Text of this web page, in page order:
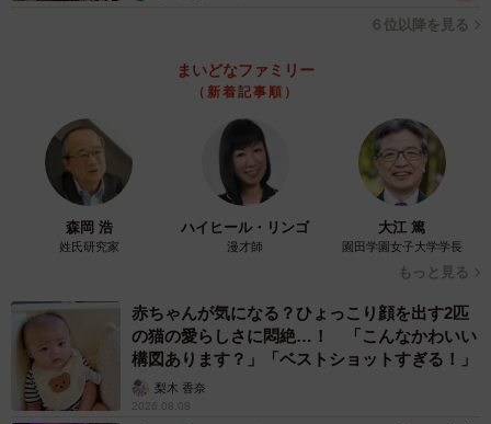
６位以降を見る
まいどなファミリー
（新着記事順）
森岡 浩
姓氏研究家
ハイヒール・リンゴ
漫才師
大江 篤
園田学園女子大学学長
もっと見る
赤ちゃんが気になる？ひょっこり顔を出す2匹
の猫の愛らしさに悶絶…！ 「こんなかわいい
構図あります？」「ベストショットすぎる！」
梨木 香奈
2026.08.08